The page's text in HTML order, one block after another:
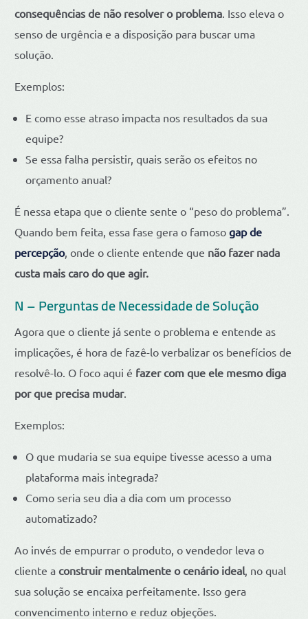
consequências de não resolver o problema . Isso eleva o
senso de urgência e a disposição para buscar uma
solução.
Exemplos:
E como esse atraso impacta nos resultados da sua
equipe?
Se essa falha persistir, quais serão os efeitos no
orçamento anual?
É nessa etapa que o cliente sente o “peso do problema”.
Quando bem feita, essa fase gera o famosogap de
percepção, onde o cliente entende que não fazer nada
custa mais caro do que agir.
N – Perguntas de Necessidade de Solução
Agora que o cliente já sente o problema e entende as
implicações, é hora de fazê-lo verbalizar os benefícios de
resolvê-lo. O foco aqui é fazer com que ele mesmo diga
por que precisa mudar.
Exemplos:
O que mudaria se sua equipe tivesse acesso a uma
plataforma mais integrada?
Como seria seu dia a dia com um processo
automatizado?
Ao invés de empurrar o produto, o vendedor leva o
cliente aconstruir mentalmente o cenário ideal , no qual
sua solução se encaixa perfeitamente. Isso gera
convencimento interno e reduz objeções.